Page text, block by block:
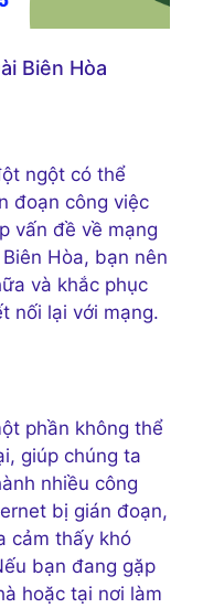
Biên Hòa
ngột có thể
đoạn công việc
vấn đề về mạng
Hòa, bạn nên
và khắc phục
nối lại với mạng.
phần không thể
giúp chúng ta
nhiều công
bị gián đoạn,
cảm thấy khó
bạn đang gặp
hoặc tại nơi làm